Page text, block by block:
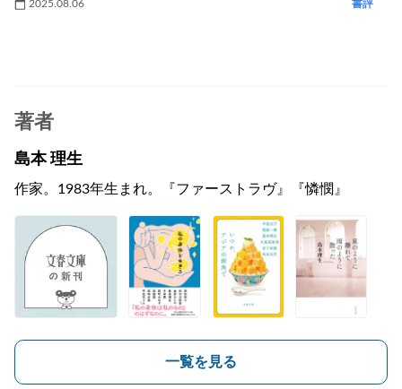
2025.08.06 書評
著者
島本 理生
作家。1983年生まれ。『ファーストラヴ』『憐憫』
一覧を見る